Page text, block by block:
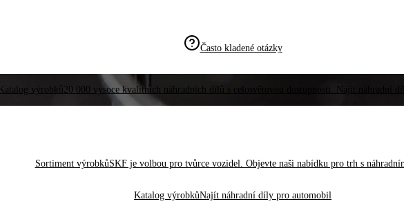
Často kladené otázky
Katalog výrobků20 000 vysoce kvalitních náhradních dílů s celosvětovou dostupností. Najít náhradní
Sortiment výrobkůSKF je volbou pro tvůrce vozidel. Objevte naši nabídku pro trh s
Katalog výrobkůNajít náhradní díly pro automobil